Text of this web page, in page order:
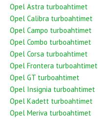
Opel Astra turboahtimet
Opel Calibra turboahtimet
Opel Campo turboahtimet
Opel Combo turboahtimet
Opel Corsa turboahtimet
Opel Frontera turboahtimet
Opel GT turboahtimet
Opel Insignia turboahtimet
Opel Kadett turboahtimet
Opel Meriva turboahtimet